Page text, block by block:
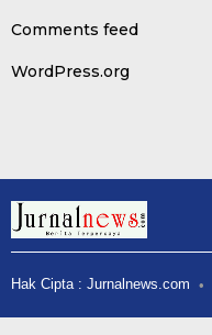
Comments feed
WordPress.org
Hak Cipta : Jurnalnews.com